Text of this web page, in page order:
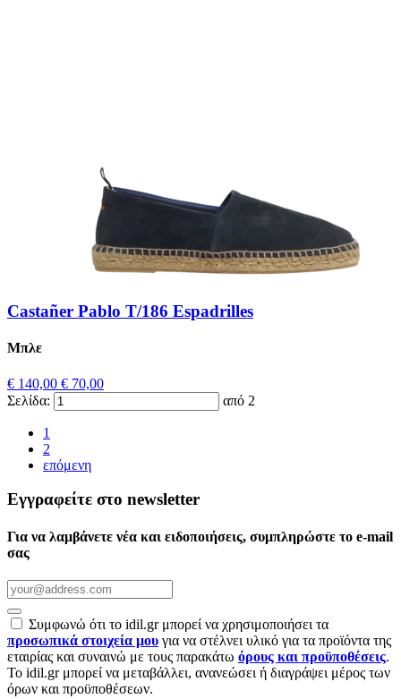
Castañer Pablo T/186 Espadrilles
Μπλε
€ 140,00 € 70,00
Σελίδα:
από 2
1
2
επόμενη
Εγγραφείτε στο newsletter
Για να λαμβάνετε νέα και ειδοποιήσεις, συμπληρώστε το e-mail
σας
Συμφωνώ ότι το idil.gr μπορεί να χρησιμοποιήσει τα
προσωπικά στοιχεία μου για να στέλνει υλικό για τα προϊόντα της
εταιρίας και συναινώ με τους παρακάτω όρους και προϋποθέσεις.
Το idil.gr μπορεί να μεταβάλλει, ανανεώσει ή διαγράψει μέρος των
όρων και προϋποθέσεων.